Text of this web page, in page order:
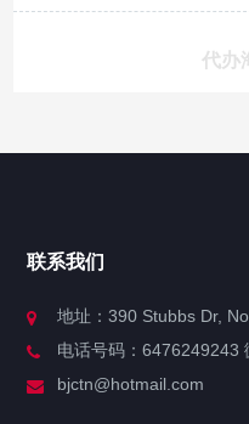
代办
服务分类
联系我们
地址：390 Stubbs Dr,
电话号码：6476249243
bjctn@hotmail.com